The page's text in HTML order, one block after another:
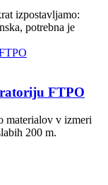
izpostavljamo:
potrebna je
FTPO
materialov v izmeri
200 m.